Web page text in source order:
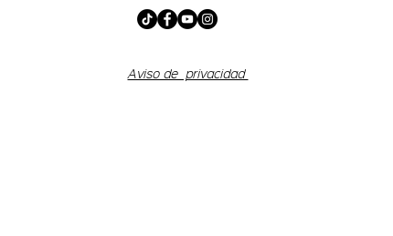
Aviso de privacidad